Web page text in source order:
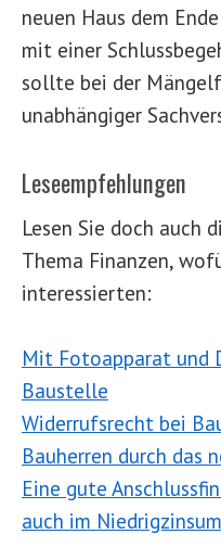
neuen Haus dem
mit einer
sollte bei der
unabhängiger
Leseempfehlungen
Lesen Sie doch auch
Thema Finanzen,
interessierten:
Mit Fotoapparat und
Baustelle
Widerrufsrecht bei
Bauherren durch das
Eine gute
auch im